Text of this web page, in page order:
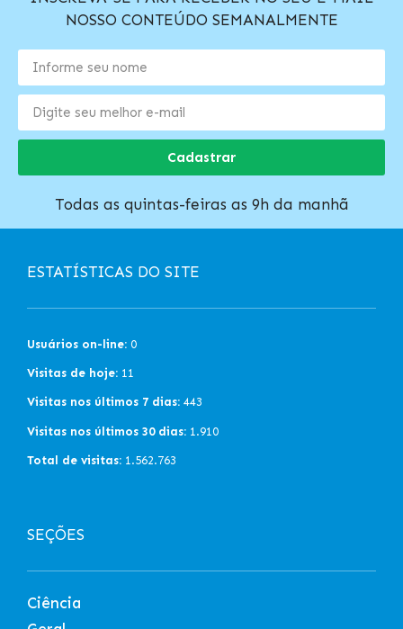
NOSSO CONTEÚDO SEMANALMENTE
Cadastrar
Todas as quintas-feiras as 9h da manhã
ESTATÍSTICAS DO SITE
Usuários on-line: 0
Visitas de hoje: 11
Visitas nos últimos 7 dias: 443
Visitas nos últimos 30 dias: 1.910
Total de visitas: 1.562.763
SEÇÕES
Ciência